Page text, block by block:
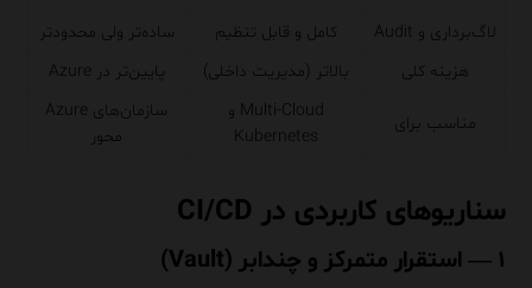
لاگ‌برداری و Audit کامل و قابل تنظیم
ساده‌تر ولی محدودتر
هزینه کلی
بالاتر (مدیریت داخلی) پایین‌تر در Azure
مناسب برای
Multi-Cloud و
Kubernetes
سازمان‌های Azure
محور
سناریوهای کاربردی در CI/CD
۱ — استقرار متمرکز و چندابر (Vault)